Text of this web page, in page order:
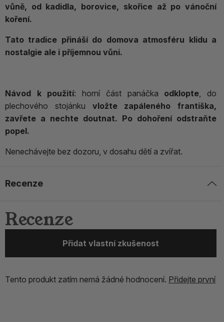
vůně, od kadidla, borovice, skořice až po vánoční
koření.
Tato tradice přináší do domova atmosféru klidu a
nostalgie ale i příjemnou vůni.
Návod k použití: horní část panáčka odklopte, do
plechového stojánku vložte zapáleného františka,
zavřete a nechte doutnat. Po dohoření odstraňte
popel.
Nenechávejte bez dozoru, v dosahu dětí a zvířat.
Recenze
Recenze
Přidat vlastní zkušenost
Tento produkt zatím nemá žádné hodnocení. Přidejte první